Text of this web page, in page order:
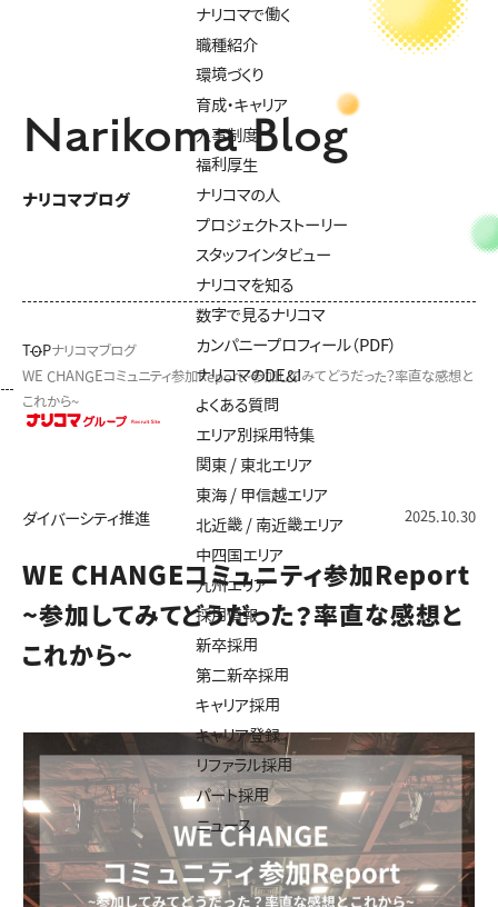
ナリコマで働く
職種紹介
環境づくり
育成・キャリア
人事制度
福利厚生
ナリコマの人
プロジェクトストーリー
スタッフインタビュー
ナリコマを知る
数字で見るナリコマ
カンパニープロフィール（PDF）
ナリコマのDE&I
よくある質問
エリア別採用特集
関東 / 東北エリア
東海 / 甲信越エリア
北近畿 / 南近畿エリア
中四国エリア
九州エリア
採用情報
新卒採用
第二新卒採用
キャリア採用
キャリア登録
リファラル採用
パート採用
ニュース
Narikoma Blog
ナリコマブログ
TOPナリコマブログ
WE CHANGEコミュニティ参加Report~参加してみてどうだった？率直な感想と
これから~
ダイバーシティ推進 2025.10.30
WE CHANGEコミュニティ参加Report
~参加してみてどうだった？率直な感想と
これから~